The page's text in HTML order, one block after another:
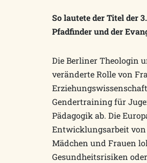
So lautete der Titel der
Pfadfinder und der
Die Berliner Theologin
veränderte Rolle von
Gendertraining für
Pädagogik ab. Die
Entwicklungsarbeit
Mädchen und Frauen
Gesundheitsrisiken